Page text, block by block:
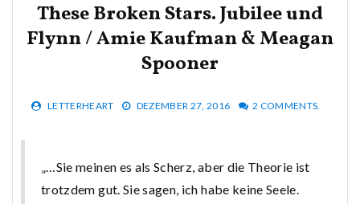
These Broken Stars. Jubilee und
Flynn / Amie Kaufman & Meagan
Spooner
LETTERHEART DEZEMBER 27, 2016 2 COMMENTS.
„…Sie meinen es als Scherz, aber die Theorie ist
trotzdem gut. Sie sagen, ich habe keine Seele.